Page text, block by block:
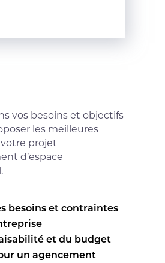
vos besoins et objectifs
les meilleures
projet
d’espace
besoins et contraintes
et du budget
un agencement